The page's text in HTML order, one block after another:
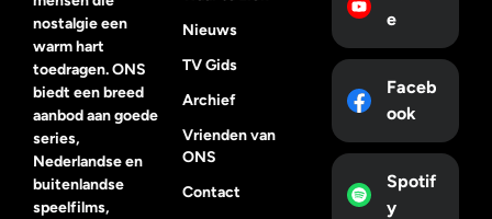
nostalgie een
warm hart
toedragen. ONS
biedt een breed
aanbod aan goede
series,
Nederlandse en
buitenlandse
speelfilms,
Nieuws
TV Gids
Archief
Vrienden van
ONS
Contact
e
Faceb
ook
Spotif
y